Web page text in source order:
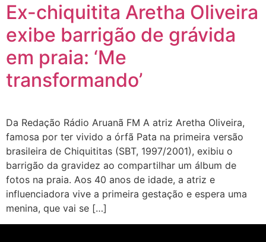
Ex-chiquitita Aretha Oliveira
exibe barrigão de grávida
em praia: ‘Me
transformando’
Da Redação Rádio Aruanã FM A atriz Aretha Oliveira,
famosa por ter vivido a órfã Pata na primeira versão
brasileira de Chiquititas (SBT, 1997/2001), exibiu o
barrigão da gravidez ao compartilhar um álbum de
fotos na praia. Aos 40 anos de idade, a atriz e
influenciadora vive a primeira gestação e espera uma
menina, que vai se […]